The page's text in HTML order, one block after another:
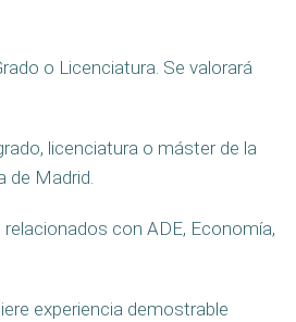
o Licenciatura. Se valorará
licenciatura o máster de la
de Madrid.
con ADE, Economía,
experiencia demostrable